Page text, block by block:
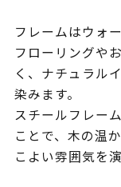
フレームはウォ
フローリングや
く、ナチュラル
染みます。
スチールフレー
ことで、木の温
こよい雰囲気を